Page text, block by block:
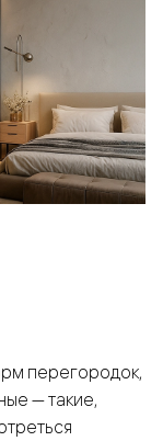
перегородок,
— такие,